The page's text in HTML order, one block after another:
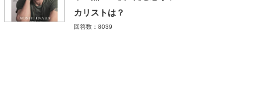
カリストは？
回答数：8039